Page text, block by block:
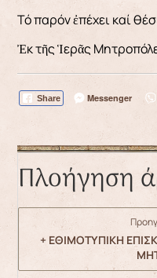
Τό παρόν ἐπέχει καί
Ἐκ τῆς Ἱερᾶς
Share Messenger
Πλοήγηση
+ ΕΘΙΜΟΤΥΠΙΚΗ